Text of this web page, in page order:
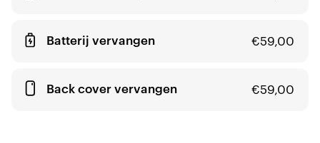
Batterij vervangen €59,00
Back cover vervangen €59,00